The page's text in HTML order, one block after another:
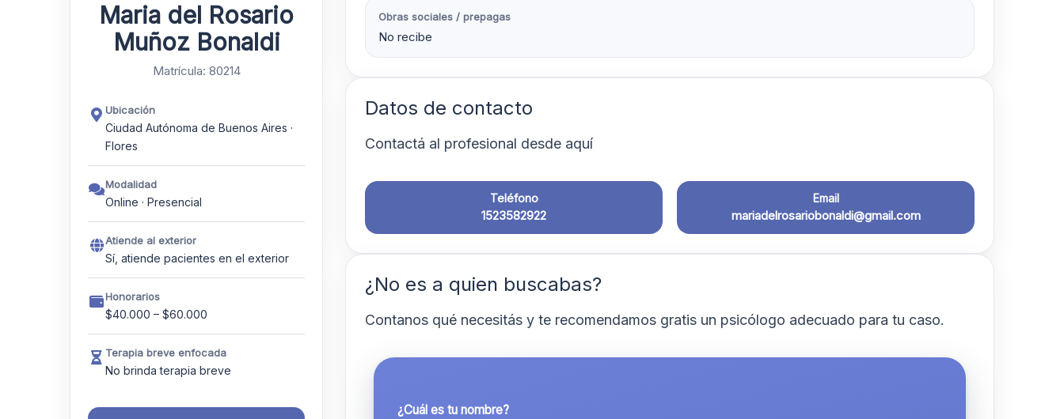
Maria del Rosario
Muñoz Bonaldi
Matrícula: 80214
Ubicación
Ciudad Autónoma de Buenos Aires ·
Flores
Modalidad
Online · Presencial
Atiende al exterior
Sí, atiende pacientes en el exterior
Honorarios
$40.000 – $60.000
Terapia breve enfocada
No brinda terapia breve
Obras sociales / prepagas
No recibe
Datos de contacto
Contactá al profesional desde aquí
Teléfono
1523582922
Email
mariadelrosariobonaldi@gmail.com
¿No es a quien buscabas?
Contanos qué necesitás y te recomendamos gratis un psicólogo adecuado para tu caso.
¿Cuál es tu nombre?